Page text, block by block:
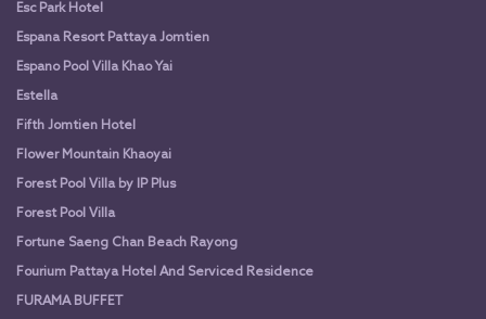
Esc Park Hotel
Espana Resort Pattaya Jomtien
Espano Pool Villa Khao Yai
Estella
Fifth Jomtien Hotel
Flower Mountain Khaoyai
Forest Pool Villa by IP Plus
Forest Pool Villa
Fortune Saeng Chan Beach Rayong
Fourium Pattaya Hotel And Serviced Residence
FURAMA BUFFET